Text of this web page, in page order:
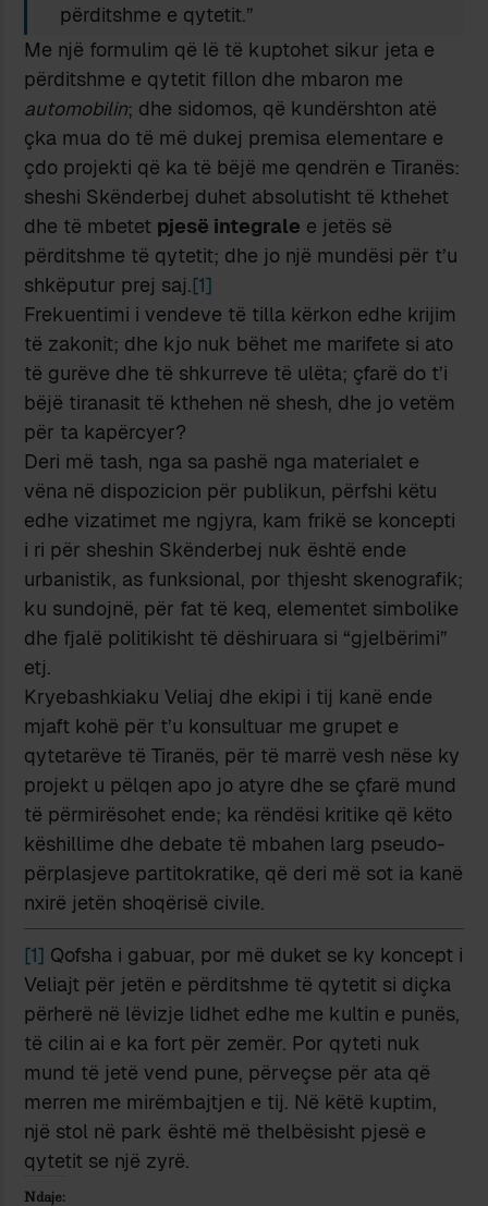
përditshme e qytetit.”
Me një formulim që lë të kuptohet sikur jeta e
përditshme e qytetit fillon dhe mbaron me
automobilin; dhe sidomos, që kundërshton atë
çka mua do të më dukej premisa elementare e
çdo projekti që ka të bëjë me qendrën e Tiranës:
sheshi Skënderbej duhet absolutisht të kthehet
dhe të mbetet pjesë integrale e jetës së
përditshme të qytetit; dhe jo një mundësi për t’u
shkëputur prej saj.[1]
Frekuentimi i vendeve të tilla kërkon edhe krijim
të zakonit; dhe kjo nuk bëhet me marifete si ato
të gurëve dhe të shkurreve të ulëta; çfarë do t’i
bëjë tiranasit të kthehen në shesh, dhe jo vetëm
për ta kapërcyer?
Deri më tash, nga sa pashë nga materialet e
vëna në dispozicion për publikun, përfshi këtu
edhe vizatimet me ngjyra, kam frikë se koncepti
i ri për sheshin Skënderbej nuk është ende
urbanistik, as funksional, por thjesht skenografik;
ku sundojnë, për fat të keq, elementet simbolike
dhe fjalë politikisht të dëshiruara si “gjelbërimi”
etj.
Kryebashkiaku Veliaj dhe ekipi i tij kanë ende
mjaft kohë për t’u konsultuar me grupet e
qytetarëve të Tiranës, për të marrë vesh nëse ky
projekt u pëlqen apo jo atyre dhe se çfarë mund
të përmirësohet ende; ka rëndësi kritike që këto
këshillime dhe debate të mbahen larg pseudo-
përplasjeve partitokratike, që deri më sot ia kanë
nxirë jetën shoqërisë civile.
[1] Qofsha i gabuar, por më duket se ky koncept i
Veliajt për jetën e përditshme të qytetit si diçka
përherë në lëvizje lidhet edhe me kultin e punës,
të cilin ai e ka fort për zemër. Por qyteti nuk
mund të jetë vend pune, përveçse për ata që
merren me mirëmbajtjen e tij. Në këtë kuptim,
një stol në park është më thelbësisht pjesë e
qytetit se një zyrë.
Ndaje: